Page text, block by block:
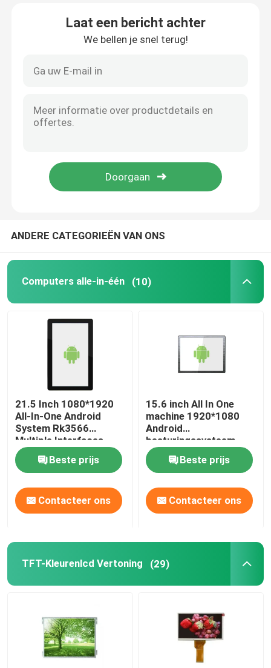
Fabriekstocht
Kwaliteitscontrole
Nieuws
TFT-Kleurenlcd Vertoning
TFT-Touch screenvertoning
TFT LCD-Monitor
Industrieel TFT-Comité
Tabletlcd het Scherm
Laat een bericht achter
We bellen je snel terug!
ANDERE CATEGORIEËN VAN ONS
Computers alle-in-één (10)
21.5 Inch 1080*1920
All-In-One Android
System Rk3566
Multiple Interfaces
Adjustable Brightness
Beste prijs
Contacteer ons
15.6 inch All In One
machine 1920*1080
Android
besturingssysteem
Ondersteuning
Meerdere interfaces
Meerdere talen
Beste prijs
Contacteer ons
TFT-Kleurenlcd Vertoning (29)